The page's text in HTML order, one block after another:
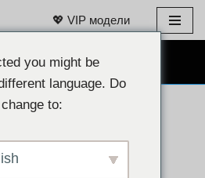
💖 VIP модели
С УЕБ КАМЕРА 👉
you might be
language. Do
to: